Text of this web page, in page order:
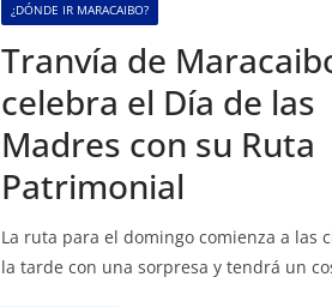
¿DÓNDE IR MARACAIBO?
Tranvía de
celebra el Día de las
Madres con su Ruta
Patrimonial
La ruta para el domingo comienza a las
la tarde con una sorpresa y tendrá un